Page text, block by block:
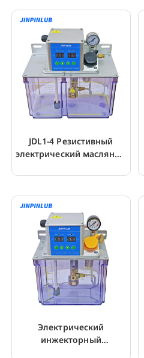
JDL1-4 Резистивный
электрический масляный
Электрический
инжекторный